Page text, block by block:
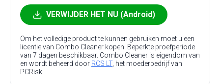
VERWIJDER HET NU (Android)
Om het volledige product te kunnen gebruiken moet u een
licentie van Combo Cleaner kopen. Beperkte proefperiode
van 7 dagen beschikbaar. Combo Cleaner is eigendom van
en wordt beheerd door RCS LT, het moederbedrijf van
PCRisk.